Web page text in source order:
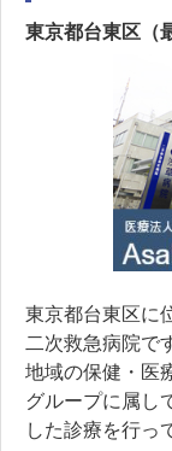
東京都台東区（
東京都台東区に
二次救急病院で
地域の保健・医
グループに属し
した診療を行っ